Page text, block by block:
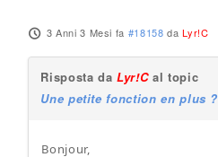
3 Anni 3 Mesi fa #18158 daLyr!C
Risposta daLyr!Cal topic
Une petite fonction en plus ?
Bonjour,